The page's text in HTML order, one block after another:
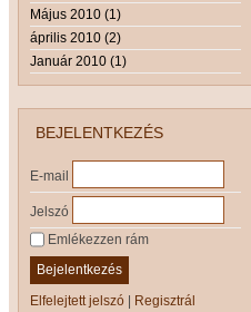
Május 2010 (1)
április 2010 (2)
Január 2010 (1)
BEJELENTKEZÉS
E-mail
Jelszó
Emlékezzen rám
Bejelentkezés
Elfelejtett jelszó | Regisztrál